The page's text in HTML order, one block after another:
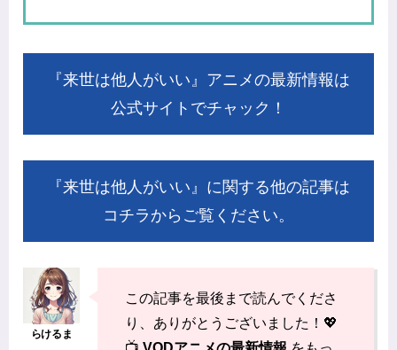
『来世は他人がいい』アニメの最新情報は
公式サイトでチャック！
『来世は他人がいい』に関する他の記事は
コチラからご覧ください。
この記事を最後まで読んでくださ
り、ありがとうございました！💖